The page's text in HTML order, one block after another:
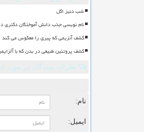
شب دنیز اگل
نام نویسی جذب دانش آموختگان دکتری در
کشف آنزیمی که پیری را معکوس می کند
کشف پروتئین طبیعی در بدن که با
نظرات بینندگان در مورد
نام:
ایمیل: